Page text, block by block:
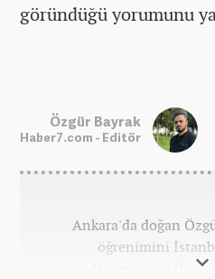
göründüğü yorumunu
Özgür Bayrak
Haber7.com - Editör
Ankara'da doğan
öğrenimini
Üniversitesi